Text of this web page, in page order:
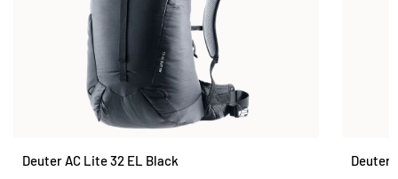
Deuter AC Lite 32 EL Black Deuter